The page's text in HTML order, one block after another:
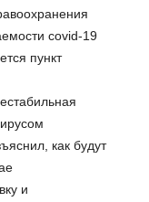
covid-19
пункт
как будут
и